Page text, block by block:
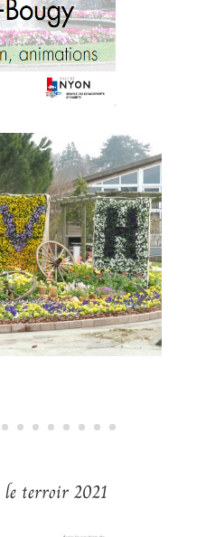
le terroir 2021